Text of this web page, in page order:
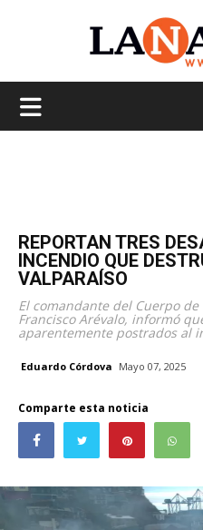
REPORTAN TRES
INCENDIO QUE
VALPARAÍSO
El comandante del Cuerpo
Francisco Arévalo, informó
aparentemente postrados al
Eduardo Córdova Mayo 07, 2025
Comparte esta noticia